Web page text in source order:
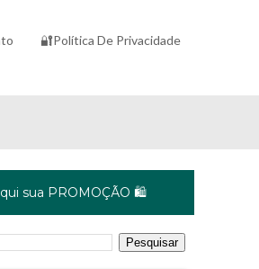
🔐Política De Privacidade
sua PROMOÇÃO 🛍️